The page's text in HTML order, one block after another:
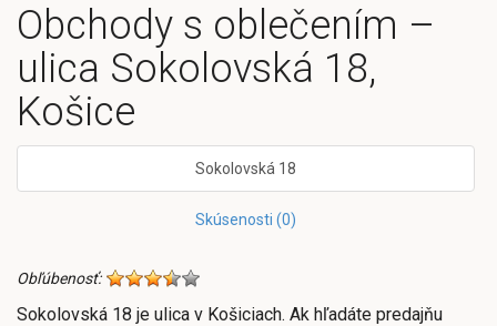
Obchody s oblečením –
ulica Sokolovská 18,
Košice
Sokolovská 18
Skúsenosti (0)
Obľúbenosť:
Sokolovská 18 je ulica v Košiciach. Ak hľadáte predajňu